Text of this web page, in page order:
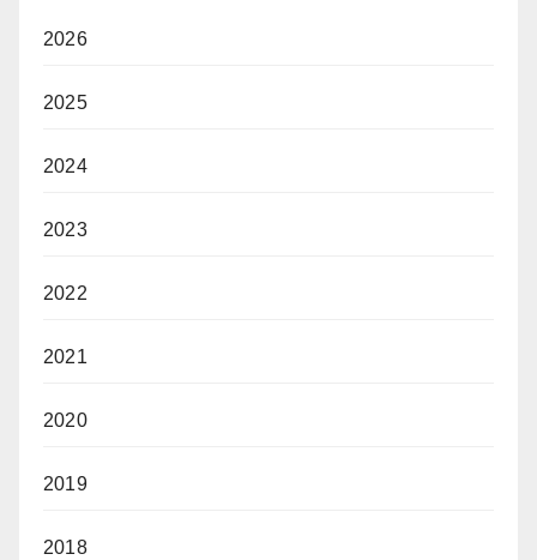
2026
2025
2024
2023
2022
2021
2020
2019
2018